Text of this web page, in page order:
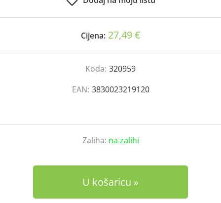
Cijena: 27,49 €
Koda: 320959
EAN: 3830023219120
Zaliha: na zalihi
U košaricu